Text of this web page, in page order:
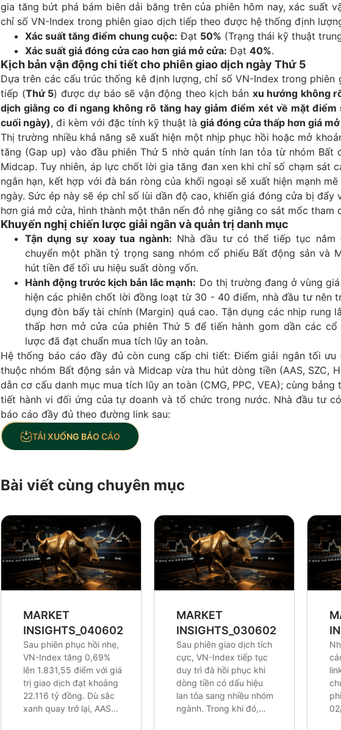
gia tăng bứt phá bám biên dải băng trên của phiên hôm nay, xác suất
chỉ số VN-Index trong phiên giao dịch tiếp theo được hệ thống định
Xác suất tăng điểm chung cuộc: Đạt 50% (Trạng thái kỹ thuật
Xác suất giá đóng cửa cao hơn giá mở cửa: Đạt 40%.
Kịch bản vận động chi tiết cho phiên giao dịch ngày Thứ 5
Dựa trên các cấu trúc thống kê định lượng, chỉ số VN-Index trong phiên
tiếp (Thứ 5) được dự báo sẽ vận động theo kịch bản xu hướng không
dịch giằng co đi ngang không rõ tăng hay giảm điểm xét về mặt điểm
cuối ngày), đi kèm với đặc tính kỹ thuật là giá đóng cửa thấp hơn giá
Thị trường nhiều khả năng sẽ xuất hiện một nhịp phục hồi hoặc mở
tăng (Gap up) vào đầu phiên Thứ 5 nhờ quán tính lan tỏa từ nhóm Bất
Midcap. Tuy nhiên, áp lực chốt lời gia tăng đan xen khi chỉ số chạm sát
ngắn hạn, kết hợp với đà bán ròng của khối ngoại sẽ xuất hiện mạnh
ngày. Sức ép này sẽ ép chỉ số lùi dần độ cao, khiến giá đóng cửa bị đẩy
hơn giá mở cửa, hình thành một thân nến đỏ nhẹ giằng co sát mốc tham
Khuyến nghị chiến lược giải ngân và quản trị danh mục
Tận dụng sự xoay tua ngành: Nhà đầu tư có thể tiếp tục nắm
chuyển một phần tỷ trọng sang nhóm cổ phiếu Bất động sản và
hút tiền để tối ưu hiệu suất dòng vốn.
Hành động trước kịch bản lắc mạnh: Do thị trường đang ở vùng
hiện các phiên chốt lời đồng loạt từ 30 - 40 điểm, nhà đầu tư nên
dụng đòn bẩy tài chính (Margin) quá cao. Tận dụng các nhịp rung
thấp hơn mở cửa của phiên Thứ 5 để tiến hành gom dần các cổ
lược đã đạt chuẩn mua tích lũy an toàn.
Hệ thống báo cáo đầy đủ còn cung cấp chi tiết: Điểm giải ngân tối ưu
thuộc nhóm Bất động sản và Midcap vừa thu hút dòng tiền (AAS, SZC,
dẫn cơ cấu danh mục mua tích lũy an toàn (CMG, PPC, VEA); cùng bảng
tiết hành vi đối ứng của tự doanh và tổ chức trong nước. Nhà đầu tư
báo cáo đầy đủ theo đường link sau:
TẢI XUỐNG BÁO CÁO
Bài viết cùng chuyên mục
MARKET
INSIGHTS_0406026
Sau phiên phục hồi nhẹ,
VN-Index tăng 0,69%
lên 1.831,55 điểm với giá
trị giao dịch đạt khoảng
22.116 tỷ đồng. Dù sắc
xanh quay trở lại, AAS
MARKET
INSIGHTS_0306026
Sau phiên giao dịch tích
cực, VN-Index tiếp tục
duy trì đà hồi phục khi
dòng tiền có dấu hiệu
lan tỏa sang nhiều nhóm
ngành. Trong khi đó,